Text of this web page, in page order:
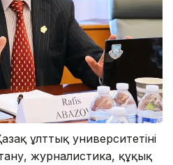
ұлттық университетінің
журналистика, құқық